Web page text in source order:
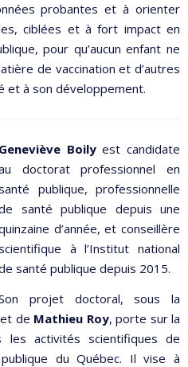
probantes et à orienter
ciblées et à fort impact en
pour qu’aucun enfant ne
de vaccination et d’autres
et à son développement.
Geneviève Boilyest candidate
doctorat professionnel en
publique, professionnelle
santé publique depuis une
d’année, et conseillère
à l’Institut national
santé publique depuis 2015.
projet doctoral, sous la
et de Mathieu Roy, porte sur la
les activités scientifiques de
du Québec. Il vise à